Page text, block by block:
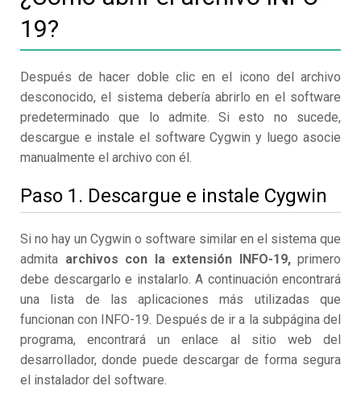
19?
Después de hacer doble clic en el icono del archivo
desconocido, el sistema debería abrirlo en el software
predeterminado que lo admite. Si esto no sucede,
descargue e instale el software Cygwin y luego asocie
manualmente el archivo con él.
Paso 1. Descargue e instale Cygwin
Si no hay un Cygwin o software similar en el sistema que
admita archivos con la extensión INFO-19,primero
debe descargarlo e instalarlo. A continuación encontrará
una lista de las aplicaciones más utilizadas que
funcionan con INFO-19. Después de ir a la subpágina del
programa, encontrará un enlace al sitio web del
desarrollador, donde puede descargar de forma segura
el instalador del software.